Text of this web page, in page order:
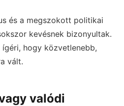
és a megszokott politikai
kevésnek bizonyultak.
hogy közvetlenebb,
vált.
valódi